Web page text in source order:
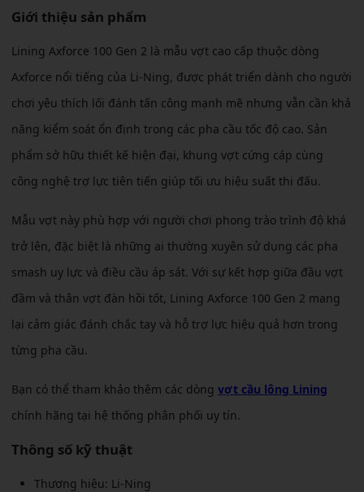
Giới thiệu sản phẩm
Lining Axforce 100 Gen 2 là mẫu vợt cao cấp thuộc dòng
Axforce nổi tiếng của Li-Ning, được phát triển dành cho người
chơi yêu thích lối đánh tấn công mạnh mẽ nhưng vẫn cần khả
năng kiểm soát ổn định trong các pha cầu tốc độ cao. Sản
phẩm sở hữu thiết kế hiện đại, khung vợt cứng cáp cùng
công nghệ trợ lực tiên tiến giúp tối ưu hiệu suất thi đấu.
Mẫu vợt này phù hợp với người chơi phong trào trình độ khá
trở lên, đặc biệt là những ai thường xuyên sử dụng các pha
smash uy lực và điều cầu áp sát. Với sự kết hợp giữa đầu vợt
đầm và thân vợt đàn hồi tốt, Lining Axforce 100 Gen 2 mang
lại cảm giác đánh chắc tay và hỗ trợ lực hiệu quả hơn trong
từng pha cầu.
Bạn có thể tham khảo thêm các dòng vợt cầu lông Lining
chính hãng tại hệ thống phân phối uy tín.
Thông số kỹ thuật
Thương hiệu: Li-Ning